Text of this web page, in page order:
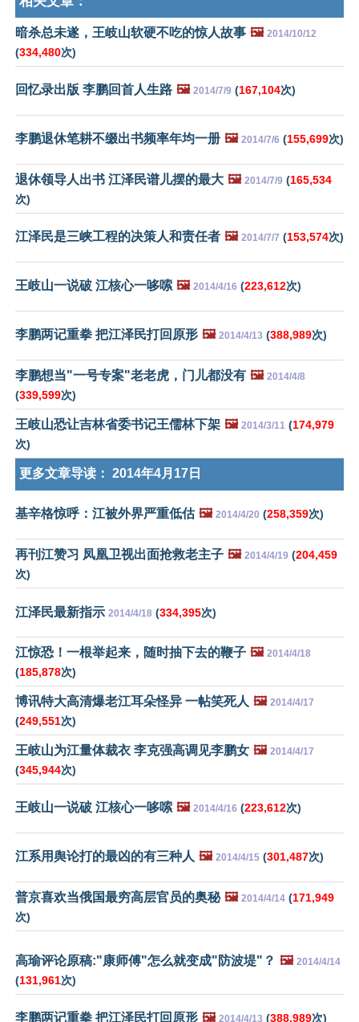
暗杀总未遂，王岐山软硬不吃的惊人故事 🖼️ 2014/10/12
(334,480次)
回忆录出版 李鹏回首人生路 🖼️ 2014/7/9 (167,104次)
李鹏退休笔耕不缀出书频率年均一册 🖼️ 2014/7/6 (155,699次)
退休领导人出书 江泽民谱儿摆的最大 🖼️ 2014/7/9 (165,534
次)
江泽民是三峡工程的决策人和责任者 🖼️ 2014/7/7 (153,574次)
王岐山一说破 江核心一哆嗦 🖼️ 2014/4/16 (223,612次)
李鹏两记重拳 把江泽民打回原形 🖼️ 2014/4/13 (388,989次)
李鹏想当"一号专案"老老虎，门儿都没有 🖼️ 2014/4/8
(339,599次)
王岐山恐让吉林省委书记王儒林下架 🖼️ 2014/3/11 (174,979
次)
更多文章导读： 2014年4月17日
基辛格惊呼：江被外界严重低估 🖼️ 2014/4/20 (258,359次)
再刊江赞习 凤凰卫视出面抢救老主子 🖼️ 2014/4/19 (204,459
次)
江泽民最新指示 2014/4/18 (334,395次)
江惊恐！一根举起来，随时抽下去的鞭子 🖼️ 2014/4/18
(185,878次)
博讯特大高清爆老江耳朵怪异 一帖笑死人 🖼️ 2014/4/17
(249,551次)
王岐山为江量体裁衣 李克强高调见李鹏女 🖼️ 2014/4/17
(345,944次)
王岐山一说破 江核心一哆嗦 🖼️ 2014/4/16 (223,612次)
江系用舆论打的最凶的有三种人 🖼️ 2014/4/15 (301,487次)
普京喜欢当俄国最穷高层官员的奥秘 🖼️ 2014/4/14 (171,949
次)
高瑜评论原稿:"康师傅"怎么就变成"防波堤"？ 🖼️ 2014/4/14
(131,961次)
李鹏两记重拳 把江泽民打回原形 🖼️ 2014/4/13 (388,989次)